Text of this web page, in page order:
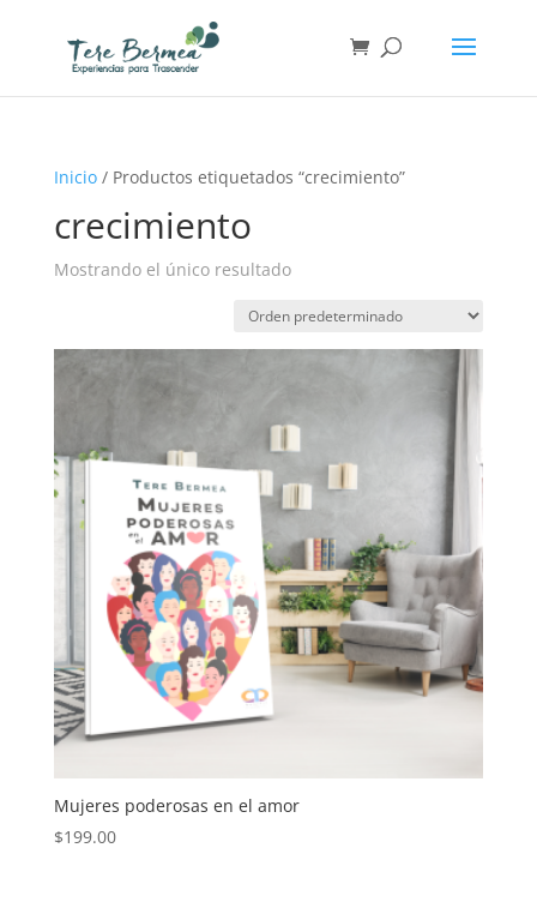
Inicio/ Productos etiquetados “crecimiento”
crecimiento
Mostrando el único resultado
Mujeres poderosas en el amor
$199.00